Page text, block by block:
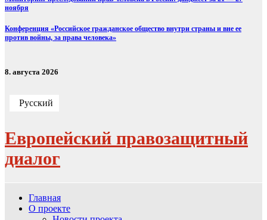
ноября
Конференция «Российское гражданское общество внутри страны и вне ее
против войны, за права человека»
8. августа 2026
Русский
Европейский правозащитный
диалог
Главная
О проекте